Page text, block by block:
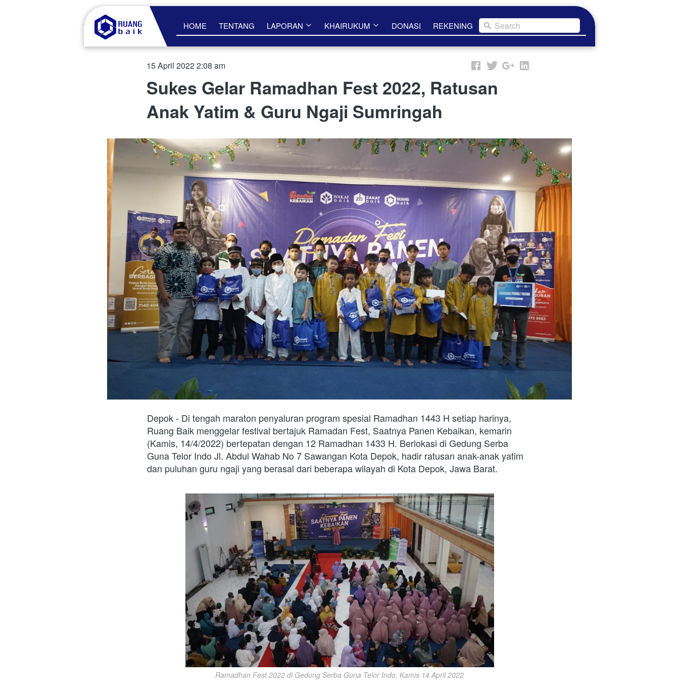
HOME TENTANG LAPORAN KHAIRUKUM DONASI REKENING Search
15 April 2022 2:08 am
Sukes Gelar Ramadhan Fest 2022, Ratusan
Anak Yatim & Guru Ngaji Sumringah
Depok - Di tengah maraton penyaluran program spesial Ramadhan 1443 H setiap harinya,
Ruang Baik menggelar festival bertajuk Ramadan Fest, Saatnya Panen Kebaikan, kemarin
(Kamis, 14/4/2022) bertepatan dengan 12 Ramadhan 1433 H. Berlokasi di Gedung Serba
Guna Telor Indo Jl. Abdul Wahab No 7 Sawangan Kota Depok, hadir ratusan anak-anak yatim
dan puluhan guru ngaji yang berasal dari beberapa wilayah di Kota Depok, Jawa Barat.
Ramadhan Fest 2022 di Gedung Serba Guna Telor Indo, Kamis 14 April 2022